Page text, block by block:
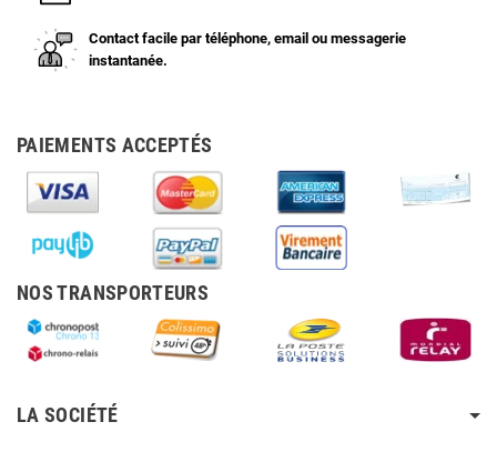
Contact facile par téléphone, email ou messagerie
instantanée.
PAIEMENTS ACCEPTÉS
NOS TRANSPORTEURS
LA SOCIÉTÉ